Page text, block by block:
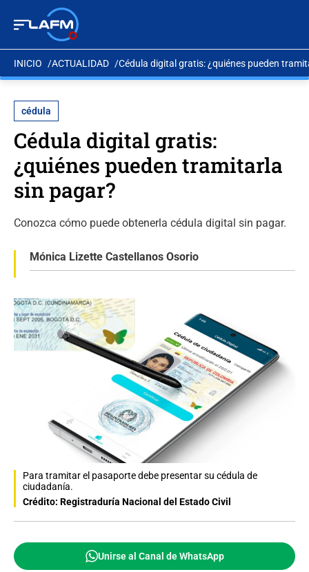
INICIO ACTUALIDAD Cédula digital gratis: ¿quiénes pueden
cédula
Cédula digital gratis:
¿quiénes pueden tramitarla
sin pagar?
Conozca cómo puede obtenerla cédula digital sin pagar.
Mónica Lizette Castellanos Osorio
Para tramitar el pasaporte debe presentar su cédula de
ciudadanía.
Crédito: Registraduría Nacional del Estado Civil
Unirse al Canal de WhatsApp